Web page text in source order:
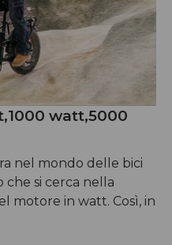
watt,5000
nel mondo delle bici
si cerca nella
motore in watt. Così, in